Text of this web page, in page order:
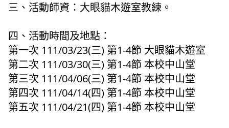
三、活動師資：大眼貓木遊室教練。
四、活動時間及地點：
第一次 111/03/23(三) 第1-4節 大眼貓木遊室
第二次 111/03/30(三) 第1-4節 本校中山堂
第三次 111/04/06(三) 第1-4節 本校中山堂
第四次 111/04/14(四) 第1-4節 本校中山堂
第五次 111/04/21(四) 第1-4節 本校中山堂